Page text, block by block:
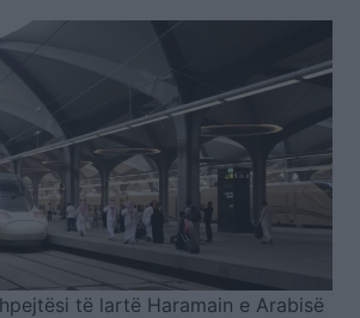
të lartë Haramain e Arabisë